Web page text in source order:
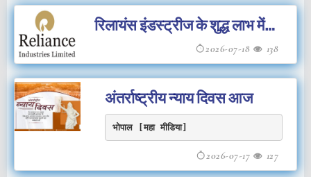
रिलायंस इंडस्ट्रीज के शुद्ध लाभ में
22 प्रतिशत की गिरावट2026-07-18 138
अंतर्राष्ट्रीय न्याय दिवस आज
भोपाल [महा मीडिया]
2026-07-17 127